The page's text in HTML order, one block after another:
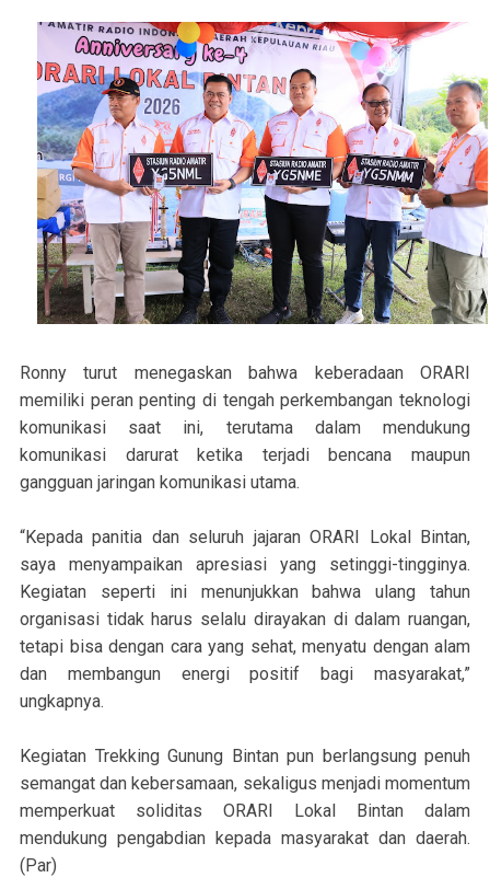
Ronny turut menegaskan bahwa keberadaan ORARI
memiliki peran penting di tengah perkembangan teknologi
komunikasi saat ini, terutama dalam mendukung
komunikasi darurat ketika terjadi bencana maupun
gangguan jaringan komunikasi utama.
“Kepada panitia dan seluruh jajaran ORARI Lokal Bintan,
saya menyampaikan apresiasi yang setinggi-tingginya.
Kegiatan seperti ini menunjukkan bahwa ulang tahun
organisasi tidak harus selalu dirayakan di dalam ruangan,
tetapi bisa dengan cara yang sehat, menyatu dengan alam
dan membangun energi positif bagi masyarakat,”
ungkapnya.
Kegiatan Trekking Gunung Bintan pun berlangsung penuh
semangat dan kebersamaan, sekaligus menjadi momentum
memperkuat soliditas ORARI Lokal Bintan dalam
mendukung pengabdian kepada masyarakat dan daerah.
(Par)